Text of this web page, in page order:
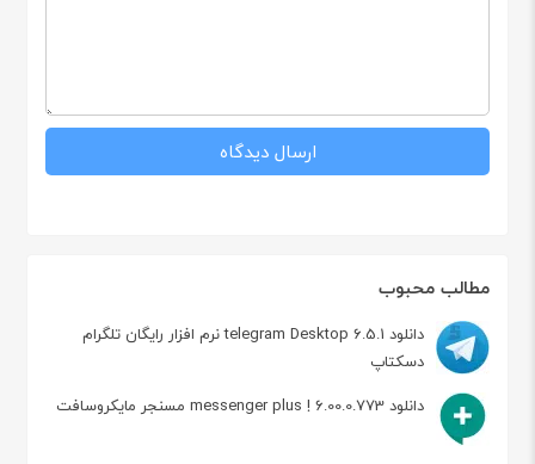
مطالب محبوب
دانلود telegram Desktop 6.5.1 نرم افزار رایگان تلگرام
دسکتاپ
دانلود messenger plus ! 6.00.0.773 مسنجر مایکروسافت